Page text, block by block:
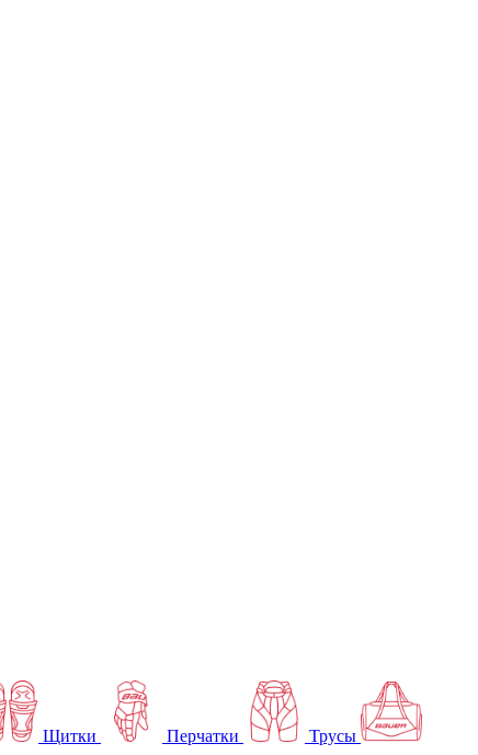
Щитки Перчатки Трусы